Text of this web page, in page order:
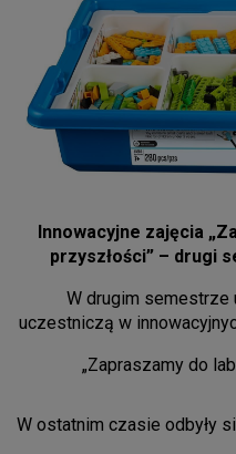
Innowacyjne zajęcia
przyszłości” – drugi
W drugim semestrze
uczestniczą w
„Zapraszamy do
W ostatnim czasie odbyły